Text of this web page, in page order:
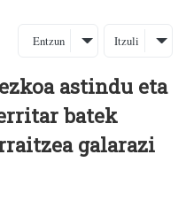
Entzun Itzuli
astindu eta
batek
galarazi